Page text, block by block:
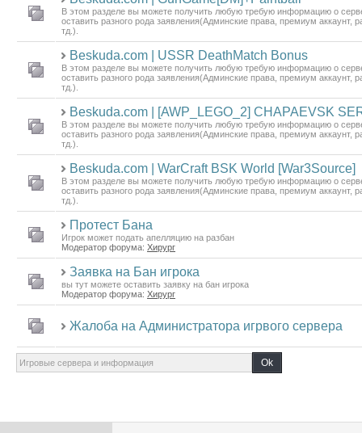
В этом разделе вы можете получить любую требую информацию о
оставить разного рода заявления(Админские права, премиум аккаунт,
тд.).
Beskuda.com | USSR DeathMatch Bonus
В этом разделе вы можете получить любую требую информацию о
оставить разного рода заявления(Админские права, премиум аккаунт,
тд.).
Beskuda.com | [AWP_LEGO_2] CHAPAEVSK
В этом разделе вы можете получить любую требую информацию о
оставить разного рода заявления(Админские права, премиум аккаунт,
тд.).
Beskuda.com | WarCraft BSK World [War3Source]
В этом разделе вы можете получить любую требую информацию о
оставить разного рода заявления(Админские права, премиум аккаунт,
тд.).
Протест Бана
Игрок может подать апелляцию на разбан
Модератор форума: Хирург
Заявка на Бан игрока
вы тут можете оставить заявку на бан игрока
Модератор форума: Хирург
Жалоба на Администратора игрвого сервера